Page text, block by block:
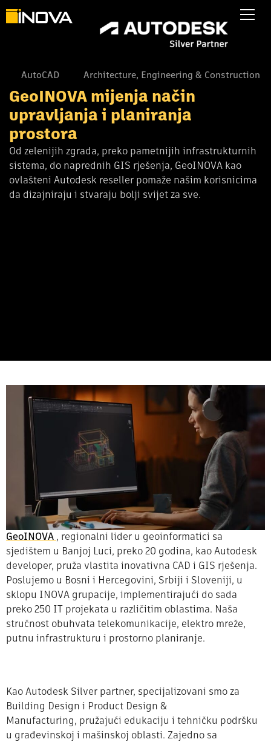
AutoCAD Architecture, Engineering & Construction
GeoINOVA mijenja način
upravljanja i planiranja
prostora
Od zelenijih zgrada, preko pametnijih infrastrukturnih
sistema, do naprednih GIS rješenja, GeoINOVA kao
ovlašteni Autodesk reseller pomaže našim korisnicima
da dizajniraju i stvaraju bolji svijet za sve.
GeoINOVA , regionalni lider u geoinformatici sa
sjedištem u Banjoj Luci, preko 20 godina, kao Autodesk
developer, pruža vlastita inovativna CAD i GIS rješenja.
Poslujemo u Bosni i Hercegovini, Srbiji i Sloveniji, u
sklopu INOVA grupacije, implementirajući do sada
preko 250 IT projekata u različitim oblastima. Naša
stručnost obuhvata telekomunikacije, elektro mreže,
putnu infrastrukturu i prostorno planiranje.
Kao Autodesk Silver partner, specijalizovani smo za
Building Design i Product Design &
Manufacturing, pružajući edukaciju i tehničku podršku
u građevinskoj i mašinskoj oblasti. Zajedno sa